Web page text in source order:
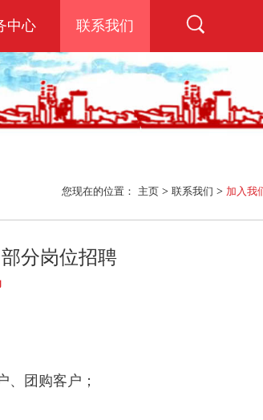
中心 联系我们
您现在的位置： 主页 > 联系我们 > 加入我
分岗位招聘
团购客户；